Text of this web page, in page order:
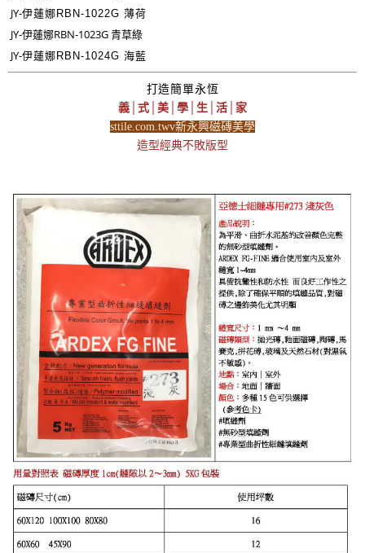
JY-伊蓮娜RBN-1022G 薄荷
JY-伊蓮娜RBN-1023G 青草綠
JY-伊蓮娜RBN-1024G 海藍
打造簡單永恆
義│式│美│學│生│活│家
sttile.com.twv新永興磁磚美學
造型經典不敗版型